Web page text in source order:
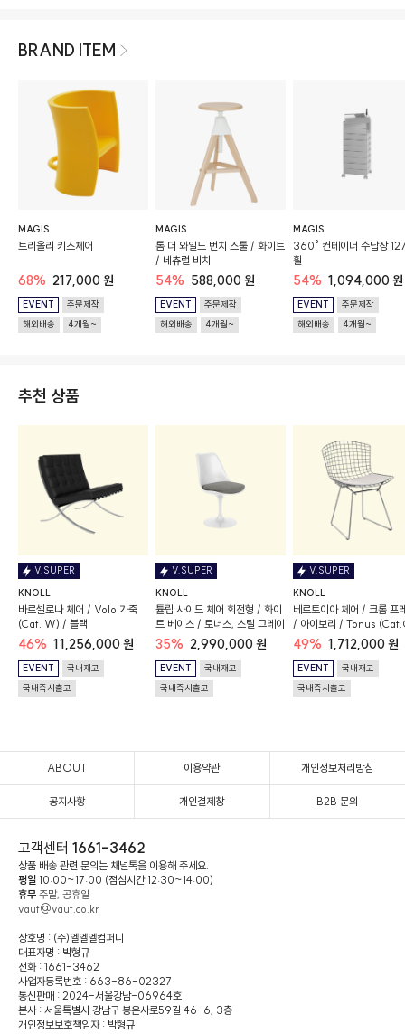
BRAND ITEM
MAGIS
트리올리 키즈체어
68% 217,000 원
EVENT
주문제작
해외배송
4개월~
MAGIS
톰 더 와일드 번치 스툴 / 화이트
/ 네츄럴 비치
54% 588,000 원
EVENT
주문제작
해외배송
4개월~
MAGIS
360° 컨테이너 수납장
휠
54% 1,094,000 원
EVENT
주문제작
해외배송
4개월~
추천 상품
V.SUPER
KNOLL
바르셀로나 체어 / Volo 가죽
(Cat. W) / 블랙
46% 11,256,000 원
EVENT
국내재고
국내즉시출고
V.SUPER
KNOLL
튤립 사이드 체어 회전형 / 화이
트 베이스 / 토너스, 스틸 그레이
35% 2,990,000 원
EVENT
국내재고
국내즉시출고
V.SUPER
KNOLL
베르토이아 체어 / 크롬 프
/ 아이보리 / Tonus
49% 1,712,000 원
EVENT
국내재고
국내즉시출고
ABOUT 이용약관 개인정보처리방침
공지사항 개인결제창 B2B 문의
고객센터 1661-3462
상품 배송 관련 문의는 채널톡을 이용해 주세요.
평일 10:00~17:00 (점심시간 12:30~14:00)
휴무 주말, 공휴일
vaut@vaut.co.kr
상호명 : (주)엘엘엘컴퍼니
대표자명 : 박형규
전화 : 1661-3462
사업자등록번호 : 663-86-02327
통신판매 : 2024-서울강남-06964호
본사 : 서울특별시 강남구 봉은사로59길 46-6, 3층
개인정보보호책임자 : 박형규